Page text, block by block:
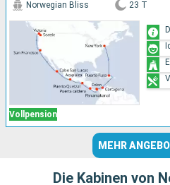
Vollpension
Norwegian Bliss 23 T
MEHR
Die Kabinen von